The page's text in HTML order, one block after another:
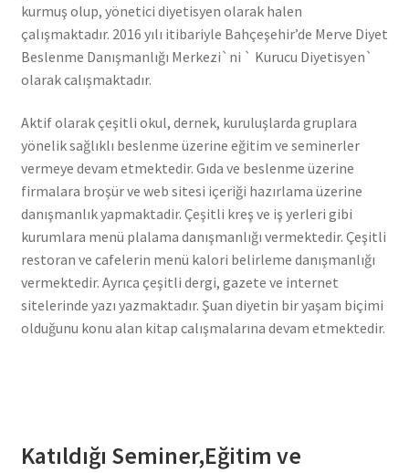
kurmuş olup, yönetici diyetisyen olarak halen
çalışmaktadır. 2016 yılı itibariyle Bahçeşehir’de Merve Diyet
Beslenme Danışmanlığı Merkezi`ni ` Kurucu Diyetisyen`
olarak calışmaktadır.
Aktif olarak çeşitli okul, dernek, kuruluşlarda gruplara
yönelik sağlıklı beslenme üzerine eğitim ve seminerler
vermeye devam etmektedir. Gıda ve beslenme üzerine
firmalara broşür ve web sitesi içeriği hazırlama üzerine
danışmanlık yapmaktadir. Çeşitli kreş ve iş yerleri gibi
kurumlara menü plalama danışmanlığı vermektedir. Çeşitli
restoran ve cafelerin menü kalori belirleme danışmanlığı
vermektedir. Ayrıca çeşitli dergi, gazete ve internet
sitelerinde yazı yazmaktadır. Şuan diyetin bir yaşam biçimi
olduğunu konu alan kitap calışmalarına devam etmektedir.
Katıldığı Seminer,Eğitim ve